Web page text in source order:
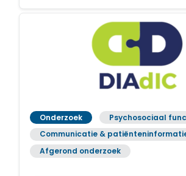
Onderzoek
Psychosociaal
Communicatie &
Afgerond onderzoek